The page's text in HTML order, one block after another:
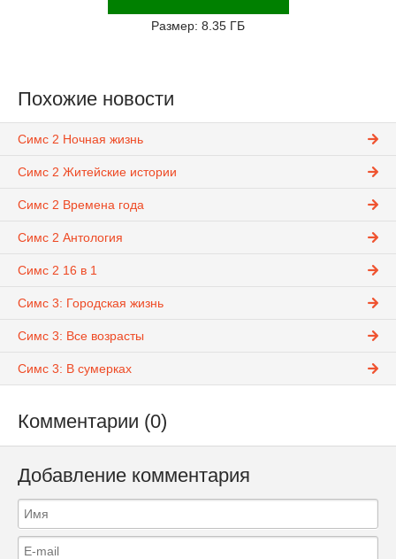
Размер: 8.35 ГБ
Похожие новости
Симс 2 Ночная жизнь
Симс 2 Житейские истории
Симс 2 Времена года
Симс 2 Антология
Симс 2 16 в 1
Симс 3: Городская жизнь
Симс 3: Все возрасты
Симс 3: В сумерках
Комментарии (0)
Добавление комментария